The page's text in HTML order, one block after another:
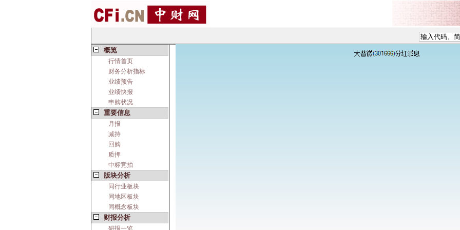
概览
行情首页
财务分析指标
业绩预告
业绩快报
申购状况
重要信息
月报
减持
回购
质押
中标竞拍
版块分析
同行业板块
同地区板块
同概念板块
财报分析
研报一览